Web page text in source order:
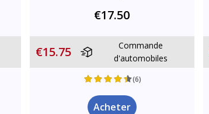
€17.50
€15.75
Commande
d'automobiles
(6)
Acheter